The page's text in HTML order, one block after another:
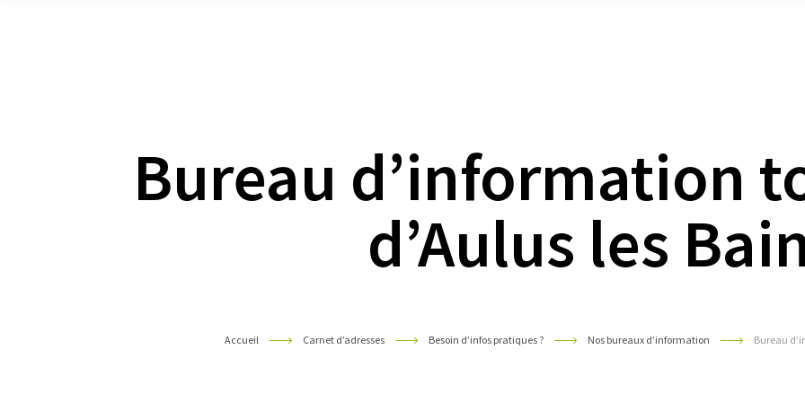
Bureau d’information
d’Aulus les
Accueil Carnet d’adresses Besoin d’infos pratiques ? Nos bureaux d’information Bureau